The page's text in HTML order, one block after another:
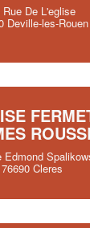
Rue De L'eglise
Deville-les-Rouen
Edmond
76690 Cleres